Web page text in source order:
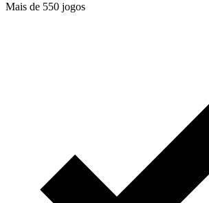
Mais de 550 jogos